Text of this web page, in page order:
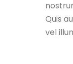
Quis
vel